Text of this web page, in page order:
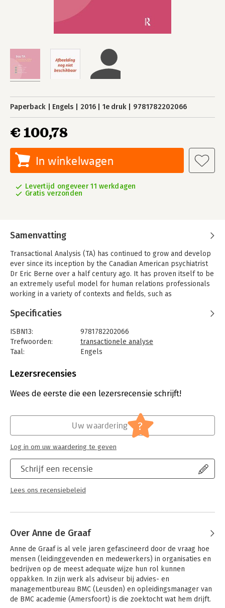
Paperback Engels 2016 1e druk 9781782202066
€ 100,78
In winkelwagen
Levertijd ongeveer 11 werkdagen
Gratis verzonden
Samenvatting
Transactional Analysis (TA) has continued to grow and develop
ever since its inception by the Canadian American psychiatrist
Dr Eric Berne over a half century ago. It has proven itself to be
an extremely useful model for human relations professionals
working in a variety of contexts and fields, such as
organisational development, or parenting and education.
TA combines an accessible theory on the development of
people and systems with a practical approach, centred on the
possibilities of change, growth and development. Into TA is a
practice. The first section of the book focusses on theory,
professionals will find much of value. TA theory is then further
The second section provides rich and stimulating examples of
TA in practice that bring the theory to life.
Specificaties
ISBN13:
9781782202066
Trefwoorden:
transactionele analyse
Taal:
Engels
Aantal pagina's:
Druk:
1
Psychologie
Lezersrecensies
Wees de eerste die een lezersrecensie schrijft!
Schrijf een recensie
Lees ons recensiebeleid
Uw waardering ?
Log in om uw waardering te geven
Over Anne de Graaf
Anne de Graaf is al vele jaren gefascineerd door de vraag hoe
mensen (leidinggevenden en medewerkers) in organisaties en
bedrijven op de meest adequate wijze hun rol kunnen
oppakken. In zijn werk als adviseur bij advies- en
managementbureau BMC (Leusden) en opleidingsmanager van
de BMC academie (Amersfoort) is die zoektocht wat hem drijft.